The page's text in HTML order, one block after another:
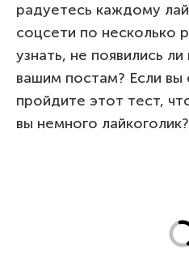
радуетесь каждому
соцсети по несколько
узнать, не появились
вашим постам? Если вы
пройдите этот тест,
вы немного лайкоголик?